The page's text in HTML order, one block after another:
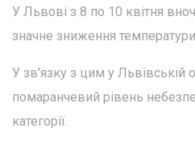
У Львові з 8 по 10 квітня
значне зниження температури
У зв'язку з цим у Львівській
помаранчевий рівень
категорії.